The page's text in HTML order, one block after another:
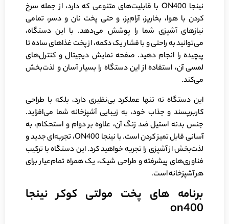
نینجا ON400 با قابلیت‌های متنوعی که دارد، از جمله سرخ
کردن با هوا، بخارپز، آرام‌پز، و حتی پخت نان و دسر، تمامی
نیازهای آشپزی شما را پوشش می‌دهد. با این دستگاه،
می‌توانید به راحتی و با فشار یک دکمه، از پخت غذاهای ساده تا
پیچیده را انجام دهید. صفحه نمایش دیجیتال و کنترل‌های
لمسی آن، استفاده از این دستگاه را بسیار آسان و لذت‌بخش
می‌کند.
این دستگاه نه تنها عملکرد بی‌نظیری دارد، بلکه با طراحی
کاربرپسند و جذاب خود، به زیبایی آشپزخانه شما می‌افزاید.
جنس بدنه استیل ضد زنگ آن، علاوه بر دوام و استحکام، به
آسانی قابل تمیز کردن است. با نینجا ON400، تجربه‌ای جدید و
لذت‌بخش از آشپزی را تجربه خواهید کرد. این دستگاه با ترکیب
فناوری‌های پیشرفته و طراحی شیک، یک همراه تمام‌عیار برای
هر آشپزخانه‌ است.
برنامه های پخت مولتی کوکر نینجا
on400